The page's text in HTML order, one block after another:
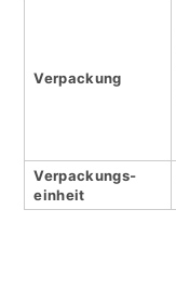
Verpackung
Verpackungs­
einheit